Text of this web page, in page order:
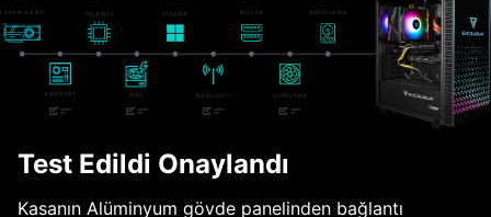
Test Edildi Onaylandı
Kasanın Alüminyum gövde panelinden bağlantı